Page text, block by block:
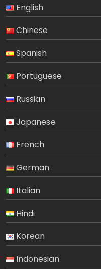
English
Chinese
Spanish
Portuguese
Russian
Japanese
French
German
Italian
Hindi
Korean
Indonesian